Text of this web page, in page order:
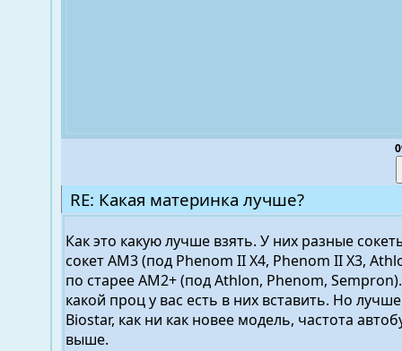
RE: Какая материнка лучше?
Как это какую лучше взять. У них разные
сокет AM3 (под Phenom II X4, Phenom II X3,
по старее AM2+ (под Athlon, Phenom,
какой проц у вас есть в них вставить. Но
Biostar, как ни как новее модель, частота
выше.